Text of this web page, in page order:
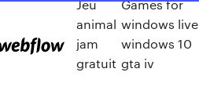
Jeu
animal
jam
gratuit
Games for
windows live
windows 10
gta iv